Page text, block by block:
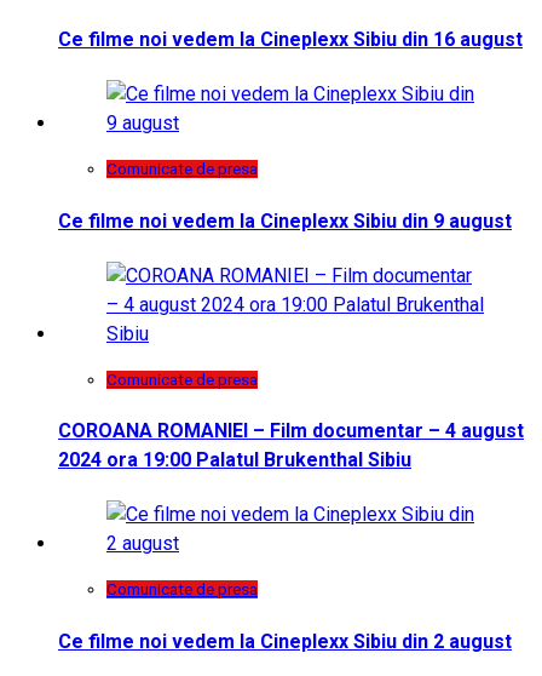
Ce filme noi vedem la Cineplexx Sibiu din 16 august
Comunicate de presa
Ce filme noi vedem la Cineplexx Sibiu din 9 august
Comunicate de presa
COROANA ROMANIEI – Film documentar – 4 august
2024 ora 19:00 Palatul Brukenthal Sibiu
Comunicate de presa
Ce filme noi vedem la Cineplexx Sibiu din 2 august